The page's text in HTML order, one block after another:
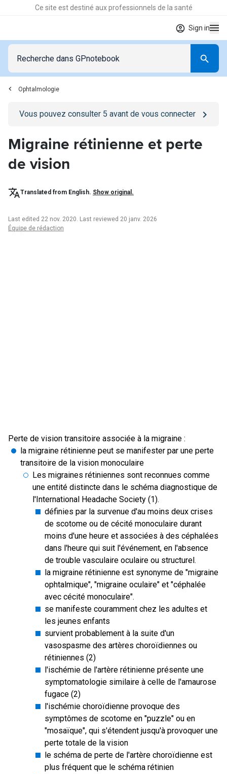
Ce site est destiné aux professionnels de la santé
Sign in
Ophtalmologie
Go to/se-connecterpage
Vous pouvez consulter 5 avant de vous connecter
Migraine rétinienne et perte
de vision
Translated from English. Show original.
Last edited 22 nov. 2020. Last reviewed 20 janv. 2026
Équipe de rédaction
Perte de vision transitoire associée à la migraine :
la migraine rétinienne peut se manifester par une perte
transitoire de la vision monoculaire
Les migraines rétiniennes sont reconnues comme
une entité distincte dans le schéma diagnostique de
l'International Headache Society (1).
définies par la survenue d'au moins deux crises
de scotome ou de cécité monoculaire durant
moins d'une heure et associées à des céphalées
dans l'heure qui suit l'événement, en l'absence
de trouble vasculaire oculaire ou structurel.
la migraine rétinienne est synonyme de "migraine
ophtalmique", "migraine oculaire" et "céphalée
avec cécité monoculaire".
se manifeste couramment chez les adultes et
les jeunes enfants
survient probablement à la suite d'un
vasospasme des artères choroïdiennes ou
rétiniennes (2)
l'ischémie de l'artère rétinienne présente une
symptomatologie similaire à celle de l'amaurose
fugace (2)
l'ischémie choroïdienne provoque des
symptômes de scotome en "puzzle" ou en
"mosaïque", qui s'étendent jusqu'à provoquer une
perte totale de la vision
le schéma de perte de l'artère choroïdienne est
plus fréquent que le schéma rétinien